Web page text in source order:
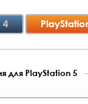
4
для PlayStation 5